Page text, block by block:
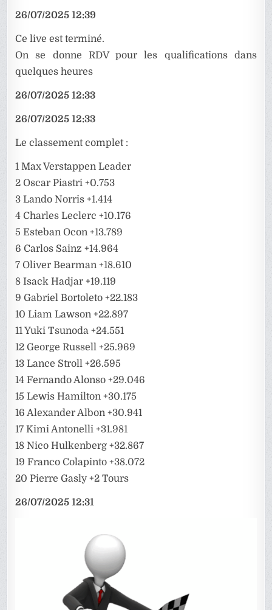
26/07/2025 12:39
Ce live est terminé.
On se donne RDV pour les qualifications dans
quelques heures
26/07/2025 12:33
26/07/2025 12:33
Le classement complet :
1 Max Verstappen Leader
2 Oscar Piastri +0.753
3 Lando Norris +1.414
4 Charles Leclerc +10.176
5 Esteban Ocon +13.789
6 Carlos Sainz +14.964
7 Oliver Bearman +18.610
8 Isack Hadjar +19.119
9 Gabriel Bortoleto +22.183
10 Liam Lawson +22.897
11 Yuki Tsunoda +24.551
12 George Russell +25.969
13 Lance Stroll +26.595
14 Fernando Alonso +29.046
15 Lewis Hamilton +30.175
16 Alexander Albon +30.941
17 Kimi Antonelli +31.981
18 Nico Hulkenberg +32.867
19 Franco Colapinto +38.072
20 Pierre Gasly +2 Tours
26/07/2025 12:31